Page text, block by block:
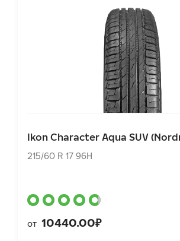
Ikon Character Aqua SUV
215/60 R 17 96H
от 10440.00₽
Ikon Character Aqua SUV
от10440.00₽